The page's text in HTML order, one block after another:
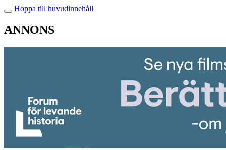
Hoppa till huvudinnehåll
ANNONS